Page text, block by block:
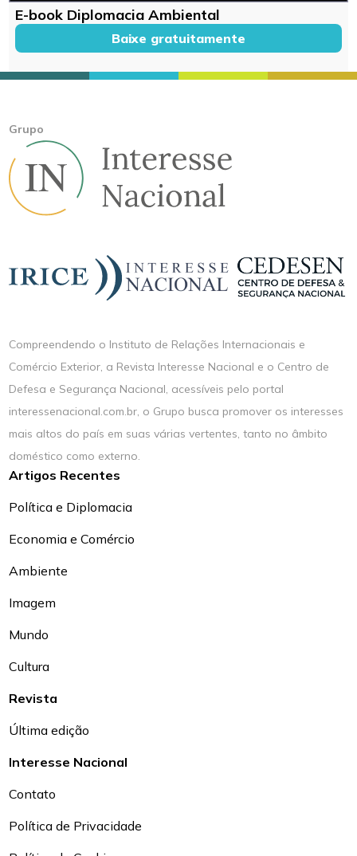
E-book Diplomacia Ambiental
Baixe gratuitamente
Grupo
Compreendendo o Instituto de Relações Internacionais e
Comércio Exterior, a Revista Interesse Nacional e o Centro de
Defesa e Segurança Nacional, acessíveis pelo portal
interessenacional.com.br, o Grupo busca promover os interesses
mais altos do país em suas várias vertentes, tanto no âmbito
doméstico como externo.
Artigos Recentes
Política e Diplomacia
Economia e Comércio
Ambiente
Imagem
Mundo
Cultura
Revista
Última edição
Interesse Nacional
Contato
Política de Privacidade